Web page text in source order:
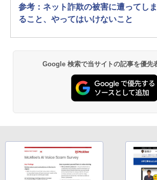
参考：ネット詐欺の被害に遭ってし
ること、やってはいけないこと
Google 検索で当サイトの記事を優先